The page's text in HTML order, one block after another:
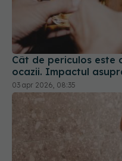
Cât de periculos
ocazii. Impactul
03 apr 2026, 08:35